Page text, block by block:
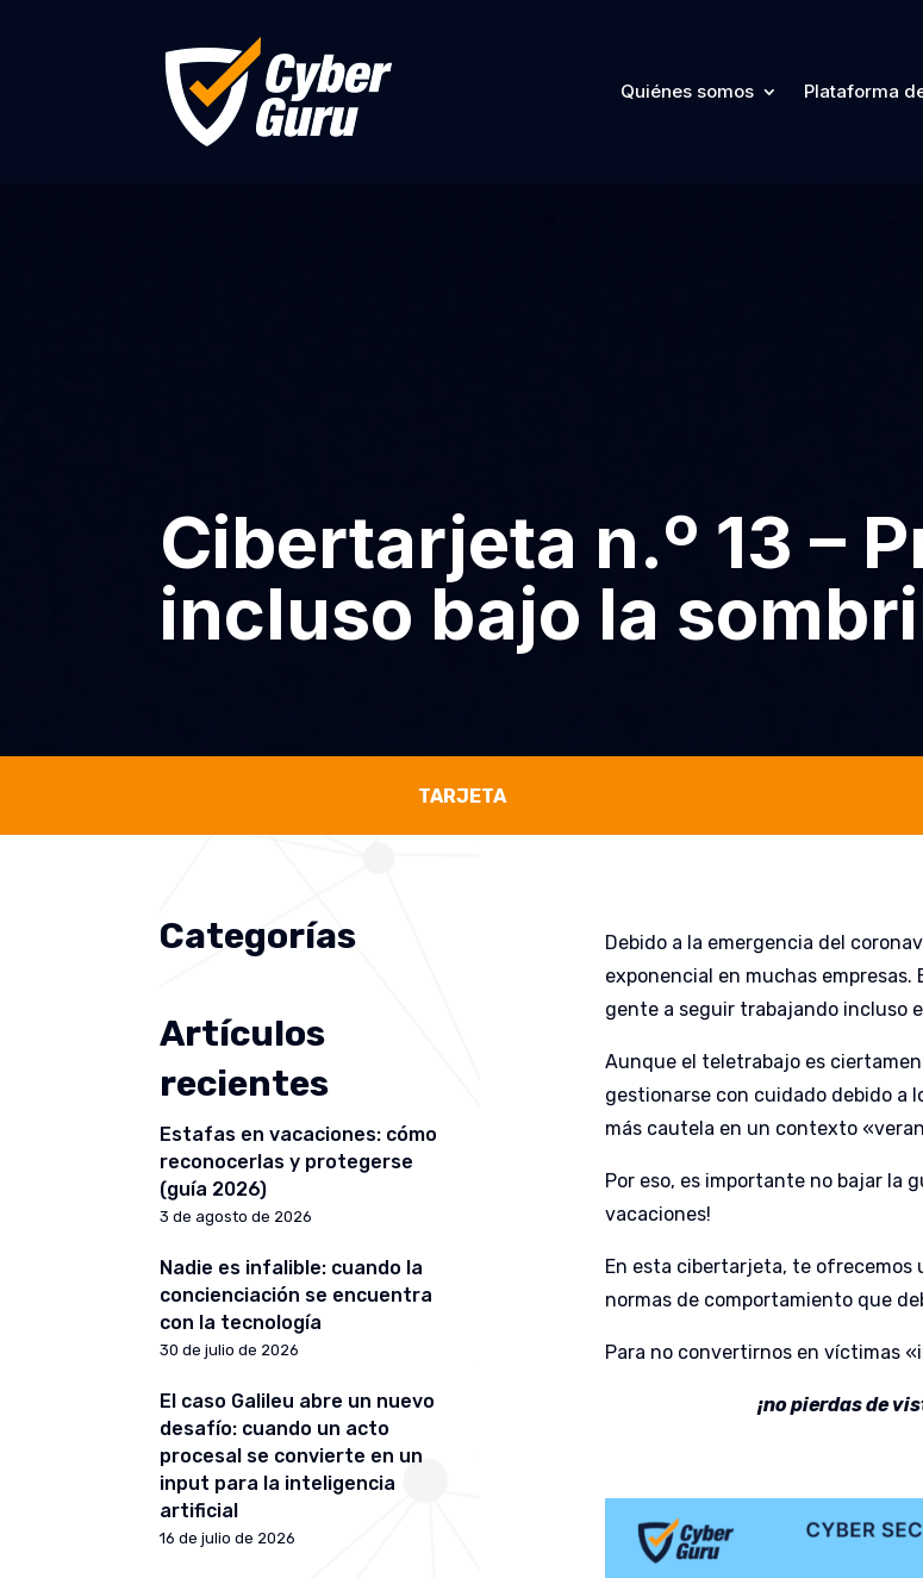
Quiénes somos Plataforma
Cibertarjeta n.º 13 –
incluso bajo la
TARJETA
Categorías
Artículos
recientes
Estafas en vacaciones: cómo
reconocerlas y protegerse
(guía 2026)
3 de agosto de 2026
Nadie es infalible: cuando la
concienciación se encuentra
con la tecnología
30 de julio de 2026
El caso Galileu abre un nuevo
desafío: cuando un acto
procesal se convierte en un
input para la inteligencia
artificial
16 de julio de 2026
Debido a la emergencia del
exponencial en muchas
gente a seguir trabajando incluso
Aunque el teletrabajo es
gestionarse con cuidado debido a
más cautela en un contexto
Por eso, es importante no bajar la
vacaciones!
En esta cibertarjeta, te ofrecemos
normas de comportamiento que
Para no convertirnos en víctimas
¡no pierdas de